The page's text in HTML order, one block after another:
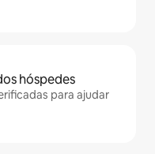
hóspedes
para ajudar